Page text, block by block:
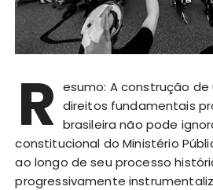
R esumo: A construção
direitos fundamentais
brasileira não pode
constitucional do Ministério
ao longo de seu processo
progressivamente